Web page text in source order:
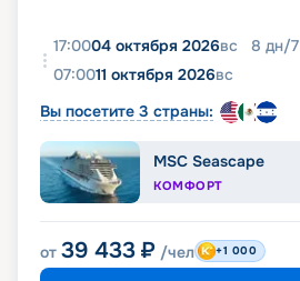
17:0004 октября 2026вс 8 дн/7
07:0011 октября 2026вс
Вы посетите 3 страны:
MSC Seascape
КОМФОРТ
от 39 433 ₽ /чел +1 000